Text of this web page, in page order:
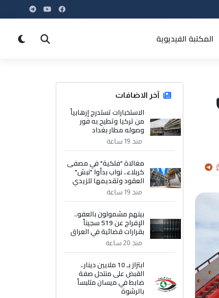
المكتبة الفيديوية
آخر الاضافات
الاستخبارات تستدرج إرهابياً
من تركيا وتطيح به فور
وصوله مطار بغداد
منذ 19 ساعة
مغالاة "فلكية" في مصفى
كربلاء.. نواب بدأوا "نبش"
العقود وتقديمها للزيدي
منذ 19 ساعة
بينهم مشمولون بالعفو..
الإفراج عن 519 سجيناً
بقرارات قضائية في العراق
منذ 20 ساعة
ابتزاز بـ 10 ملايين دينار..
القبض على منتحل صفة
ضابط في ميسان متلبساً
بالرشوة